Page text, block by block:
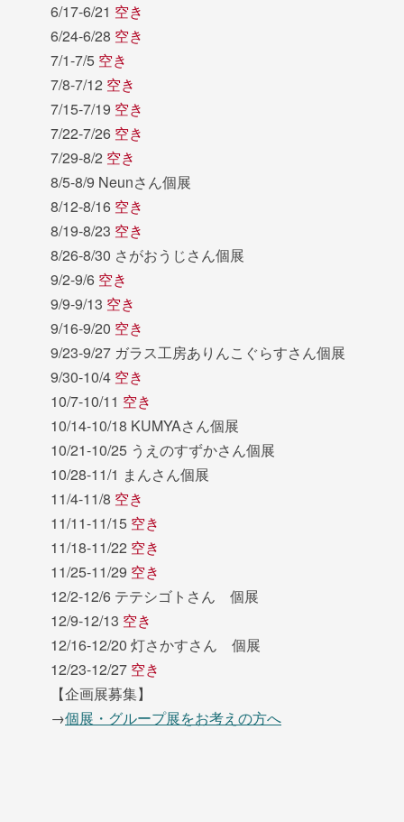
6/17-6/21 空き
6/24-6/28 空き
7/1-7/5 空き
7/8-7/12 空き
7/15-7/19 空き
7/22-7/26 空き
7/29-8/2 空き
8/5-8/9 Neunさん個展
8/12-8/16 空き
8/19-8/23 空き
8/26-8/30 さがおうじさん個展
9/2-9/6 空き
9/9-9/13 空き
9/16-9/20 空き
9/23-9/27 ガラス工房ありんこぐらすさん個展
9/30-10/4 空き
10/7-10/11 空き
10/14-10/18 KUMYAさん個展
10/21-10/25 うえのすずかさん個展
10/28-11/1 まんさん個展
11/4-11/8 空き
11/11-11/15 空き
11/18-11/22 空き
11/25-11/29 空き
12/2-12/6 テテシゴトさん 個展
12/9-12/13 空き
12/16-12/20 灯さかすさん 個展
12/23-12/27 空き
【企画展募集】
→個展・グループ展をお考えの方へ